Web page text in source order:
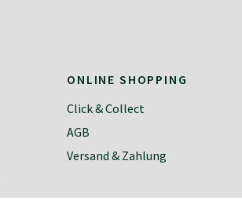
ONLINE SHOPPING
Click & Collect
AGB
Versand & Zahlung